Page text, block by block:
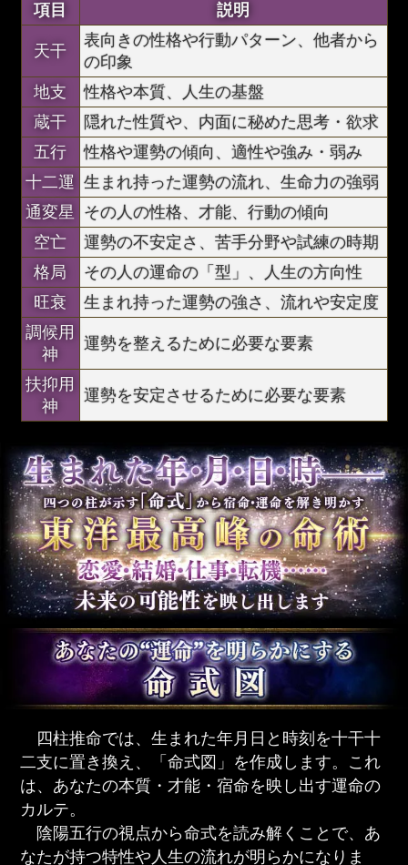
項目
説明
天干
表向きの性格や行動パターン、他者から
の印象
地支
性格や本質、人生の基盤
蔵干
隠れた性質や、内面に秘めた思考・欲求
五行
性格や運勢の傾向、適性や強み・弱み
十二運 生まれ持った運勢の流れ、生命力の強弱
通変星
その人の性格、才能、行動の傾向
空亡
運勢の不安定さ、苦手分野や試練の時期
格局
その人の運命の「型」、人生の方向性
旺衰
生まれ持った運勢の強さ、流れや安定度
調候用
神
運勢を整えるために必要な要素
扶抑用
神
運勢を安定させるために必要な要素
四柱推命では、生まれた年月日と時刻を十干十
二支に置き換え、「命式図」を作成します。これ
は、あなたの本質・才能・宿命を映し出す運命の
カルテ。
陰陽五行の視点から命式を読み解くことで、あ
なたが持つ特性や人生の流れが明らかになりま